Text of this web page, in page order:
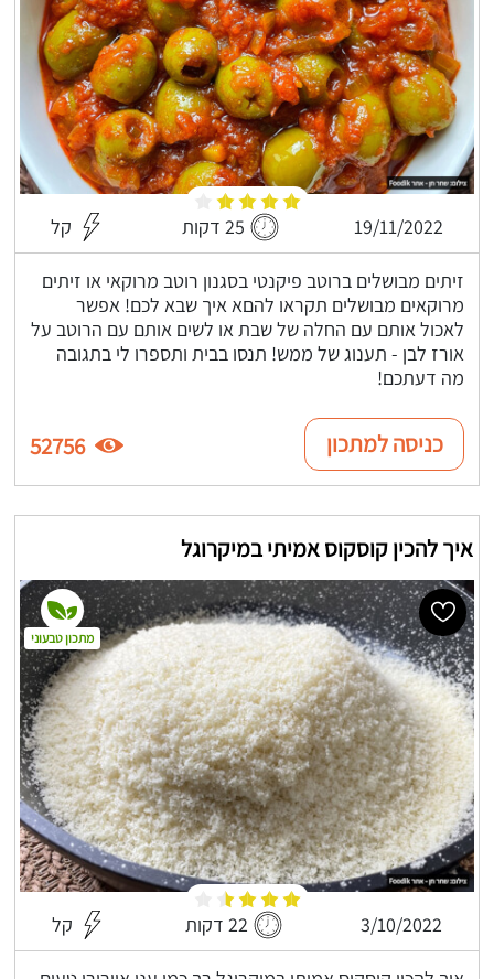
19/11/2022 25 דקות קל
זיתים מבושלים ברוטב פיקנטי בסגנון רוטב מרוקאי או זיתים
מרוקאים מבושלים תקראו להםא איך שבא לכם! אפשר
לאכול אותם עם החלה של שבת או לשים אותם עם הרוטב על
אורז לבן - תענוג של ממש! תנסו בבית ותספרו לי בתגובה
מה דעתכם!
כניסה למתכון 52756
איך להכין קוסקוס אמיתי במיקרוגל
3/10/2022 22 דקות קל
מתכון טבעוני